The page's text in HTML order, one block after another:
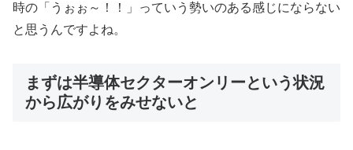
時の「うぉぉ～！！」っていう勢いのある感じにならない
と思うんですよね。
まずは半導体セクターオンリーという状況
から広がりをみせないと